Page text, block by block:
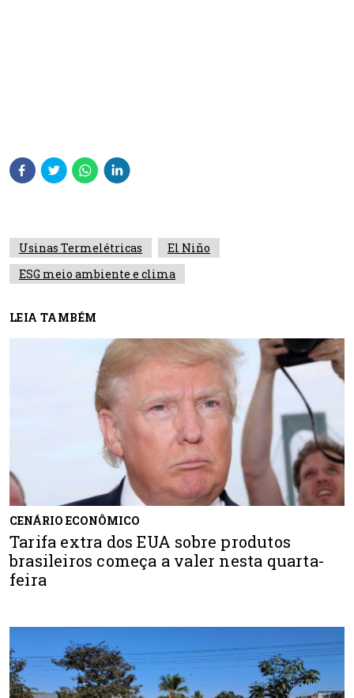
Usinas Termelétricas
El Niño
ESG meio ambiente e clima
LEIA TAMBÉM
CENÁRIO ECONÔMICO
Tarifa extra dos EUA sobre produtos
brasileiros começa a valer nesta quarta-
feira